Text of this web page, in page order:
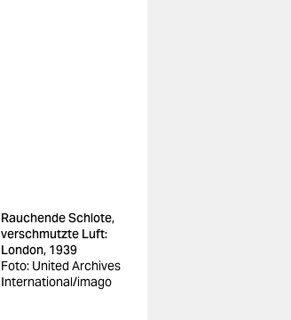
Rauchende Schlote,
verschmutzte Luft:
London, 1939
Foto: United Archives
International/imago